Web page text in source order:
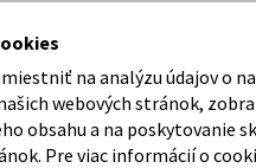
Gillotin - tvorca vône
pre živé, plné energie
ktorí hľadajú šťastie a
na analýzu údajov o
webových stránok,
obsahu a na poskytovanie
Pre viac informácií o